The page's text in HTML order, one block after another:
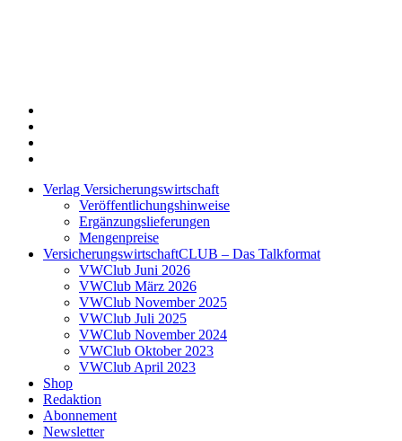
Verlag Versicherungswirtschaft
Veröffentlichungshinweise
Ergänzungslieferungen
Mengenpreise
VersicherungswirtschaftCLUB – Das Talkformat
VWClub Juni 2026
VWClub März 2026
VWClub November 2025
VWClub Juli 2025
VWClub November 2024
VWClub Oktober 2023
VWClub April 2023
Shop
Redaktion
Abonnement
Newsletter